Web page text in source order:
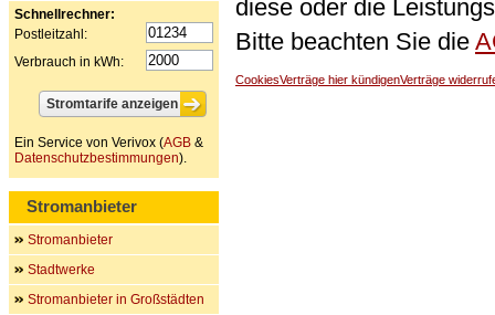
diese oder die
Bitte beachten Sie die
CookiesVerträge hier kündigenVerträge
Schnellrechner:
Postleitzahl:
Verbrauch in kWh:
Ein Service von Verivox (AGB &
Datenschutzbestimmungen).
Stromanbieter
Stromanbieter
Stadtwerke
Stromanbieter in Großstädten